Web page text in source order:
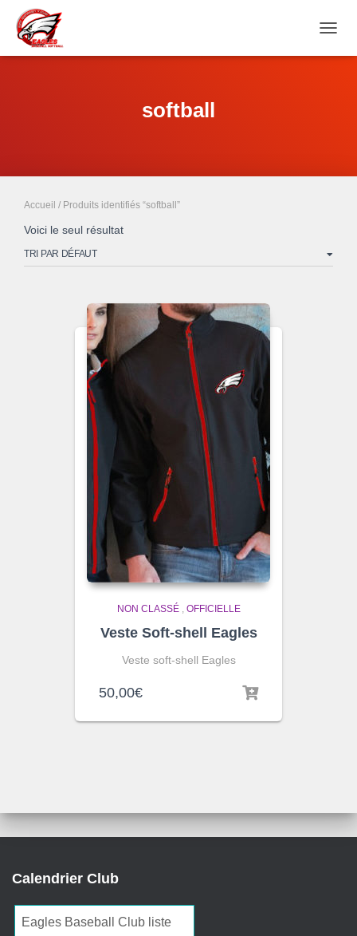
LA
softball
Accueil / Produits identifiés “softball”
Voici le seul résultat
NON CLASSÉ, OFFICIELLE
Veste Soft-shell Eagles
Veste soft-shell Eagles
50,00€
Calendrier Club
Eagles Baseball Club liste